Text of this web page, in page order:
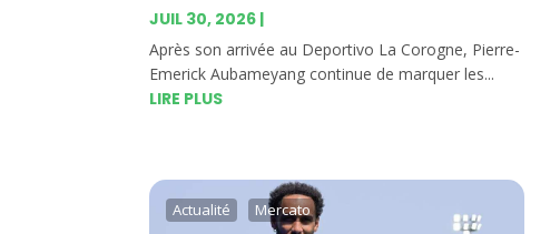
JUIL 30, 2026 |
Après son arrivée au Deportivo La Corogne, Pierre-
Emerick Aubameyang continue de marquer les...
LIRE PLUS
Actualité Mercato